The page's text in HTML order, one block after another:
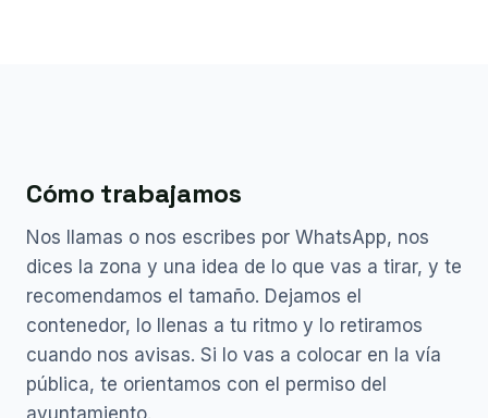
Cómo trabajamos
Nos llamas o nos escribes por WhatsApp, nos
dices la zona y una idea de lo que vas a tirar, y te
recomendamos el tamaño. Dejamos el
contenedor, lo llenas a tu ritmo y lo retiramos
cuando nos avisas. Si lo vas a colocar en la vía
pública, te orientamos con el permiso del
ayuntamiento.